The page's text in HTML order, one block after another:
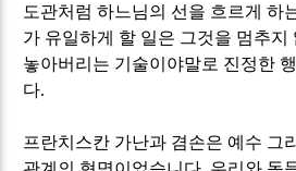
도관처럼 하느님의 선을 흐르게 하
가 유일하게 할 일은 그것을 멈추지
놓아버리는 기술이야말로 진정한
다.
프란치스칸 가난과 겸손은 예수 그